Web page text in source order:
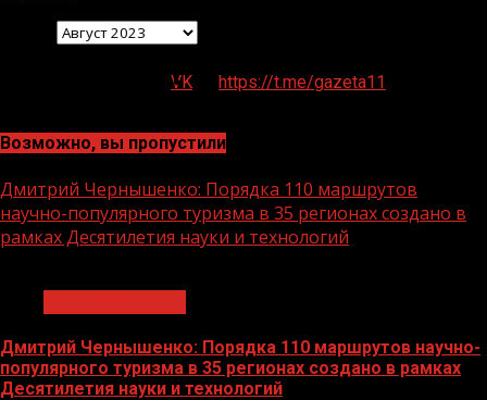
VK https://t.me/gazeta11
Возможно, вы пропустили
Дмитрий Чернышенко: Порядка 110 маршрутов
научно-популярного туризма в 35 регионах создано в
рамках Десятилетия науки и технологий
Дмитрий Чернышенко: Порядка 110 маршрутов научно-
популярного туризма в 35 регионах создано в рамках
Десятилетия науки и технологий